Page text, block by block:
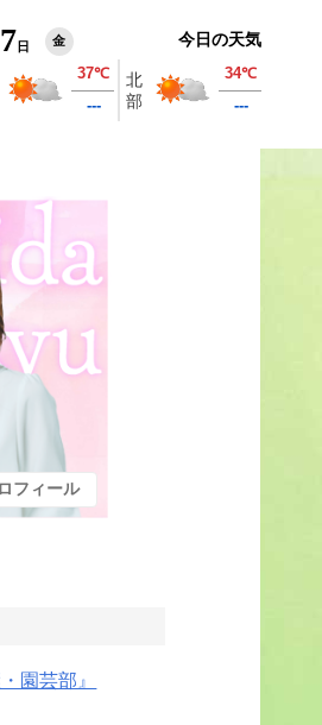
7 日 金 今日の天気
フィール
園芸部』